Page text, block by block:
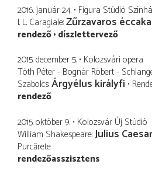
2016. január 24. Figura Stúdió
I. L. Caragiale Zűrzavaros éccaka
rendező díszlettervező
2015. december 5. Kolozsvári opera
Tóth Péter - Bognár Róbert -
Szabolcs Árgyélus királyfi
rendező
2015. október 9. Kolozsvár Új Stúdió
William Shakespeare Julius Caesar
Purcărete
rendezőasszisztens